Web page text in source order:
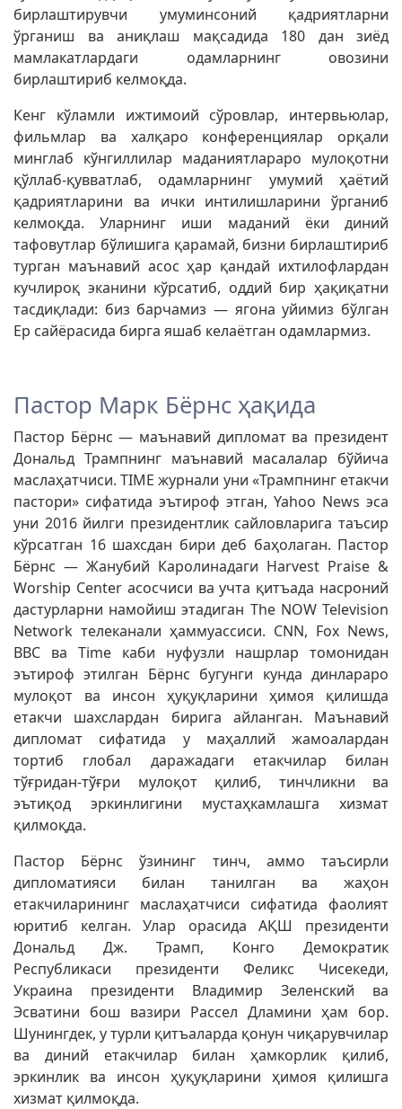
бирлаштирувчи умуминсоний қадриятларни
ўрганиш ва аниқлаш мақсадида 180 дан зиёд
мамлакатлардаги одамларнинг овозини
бирлаштириб келмоқда.
Кенг кўламли ижтимоий сўровлар, интервьюлар,
фильмлар ва халқаро конференциялар орқали
минглаб кўнгиллилар маданиятлараро мулоқотни
қўллаб-қувватлаб, одамларнинг умумий ҳаётий
қадриятларини ва ички интилишларини ўрганиб
келмоқда. Уларнинг иши маданий ёки диний
тафовутлар бўлишига қарамай, бизни бирлаштириб
турган маънавий асос ҳар қандай ихтилофлардан
кучлироқ эканини кўрсатиб, оддий бир ҳақиқатни
тасдиқлади: биз барчамиз — ягона уйимиз бўлган
Ер сайёрасида бирга яшаб келаётган одамлармиз.
Пастор Марк Бёрнс ҳақида
Пастор Бёрнс — маънавий дипломат ва президент
Дональд Трампнинг маънавий масалалар бўйича
маслаҳатчиси. TIME журнали уни «Трампнинг етакчи
пастори» сифатида эътироф этган, Yahoo News эса
уни 2016 йилги президентлик сайловларига таъсир
кўрсатган 16 шахсдан бири деб баҳолаган. Пастор
Бёрнс — Жанубий Каролинадаги Harvest Praise &
Worship Center асосчиси ва учта қитъада насроний
дастурларни намойиш этадиган The NOW Television
Network телеканали ҳаммуассиси. CNN, Fox News,
BBC ва Time каби нуфузли нашрлар томонидан
эътироф этилган Бёрнс бугунги кунда динлараро
мулоқот ва инсон ҳуқуқларини ҳимоя қилишда
етакчи шахслардан бирига айланган. Маънавий
дипломат сифатида у маҳаллий жамоалардан
тортиб глобал даражадаги етакчилар билан
тўғридан-тўғри мулоқот қилиб, тинчликни ва
эътиқод эркинлигини мустаҳкамлашга хизмат
қилмоқда.
Пастор Бёрнс ўзининг тинч, аммо таъсирли
дипломатияси билан танилган ва жаҳон
етакчиларининг маслаҳатчиси сифатида фаолият
юритиб келган. Улар орасида АҚШ президенти
Дональд Дж. Трамп, Конго Демократик
Республикаси президенти Феликс Чисекеди,
Украина президенти Владимир Зеленский ва
Эсватини бош вазири Рассел Дламини ҳам бор.
Шунингдек, у турли қитъаларда қонун чиқарувчилар
ва диний етакчилар билан ҳамкорлик қилиб,
эркинлик ва инсон ҳуқуқларини ҳимоя қилишга
хизмат қилмоқда.